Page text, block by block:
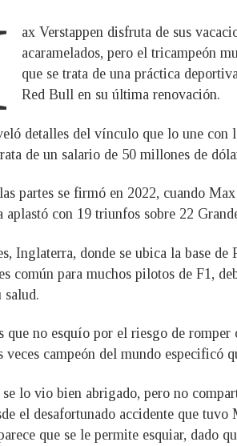
ax Verstappen disfruta de sus
acaramelados, pero el tricampeón
que se trata de una práctica
Red Bull en su última renovación.
detalles del vínculo que lo une con
de un salario de 50 millones de
partes se firmó en 2022, cuando
con 19 triunfos sobre 22
Inglaterra, donde se ubica la base de
común para muchos pilotos de F1,
salud.
que no esquío por el riesgo de
veces campeón del mundo especificó
se lo vio bien abrigado, pero no
el desafortunado accidente que
que se le permite esquiar, dado